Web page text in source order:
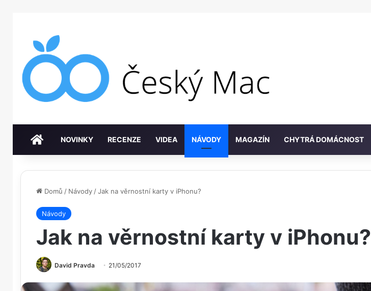
DOMŮNOVINKY RECENZE VIDEA NÁVODY MAGAZÍN CHYTRÁ DOMÁCNOST
Domů / Návody /Jak na věrnostní karty v iPhonu?
Návody
Jak na věrnostní karty v iPhonu?
David Pravda 21/05/2017